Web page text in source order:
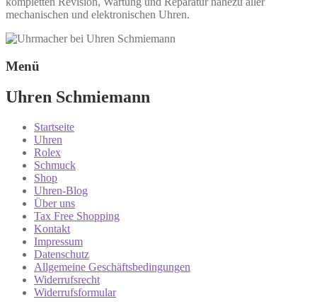
mechanischen und elektronischen Uhren.
Menü
Uhren Schmiemann
Startseite
Uhren
Rolex
Schmuck
Shop
Uhren-Blog
Über uns
Tax Free Shopping
Kontakt
Impressum
Datenschutz
Allgemeine Geschäftsbedingungen
Widerrufsrecht
Widerrufsformular